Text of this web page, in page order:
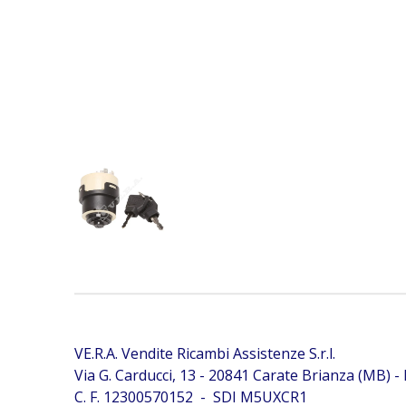
VE.R.A. Vendite Ricambi Assistenze S.r.l.
Via G. Carducci, 13 - 20841 Carate Brianza (MB) -
C. F. 12300570152 - SDI M5UXCR1